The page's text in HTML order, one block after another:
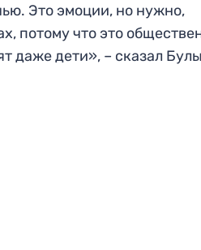
Это эмоции, но нужно,
потому что это
даже дети», – сказал